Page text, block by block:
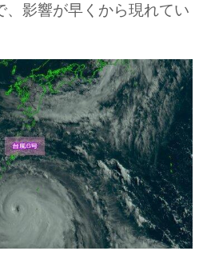
、影響が早くから現れてい